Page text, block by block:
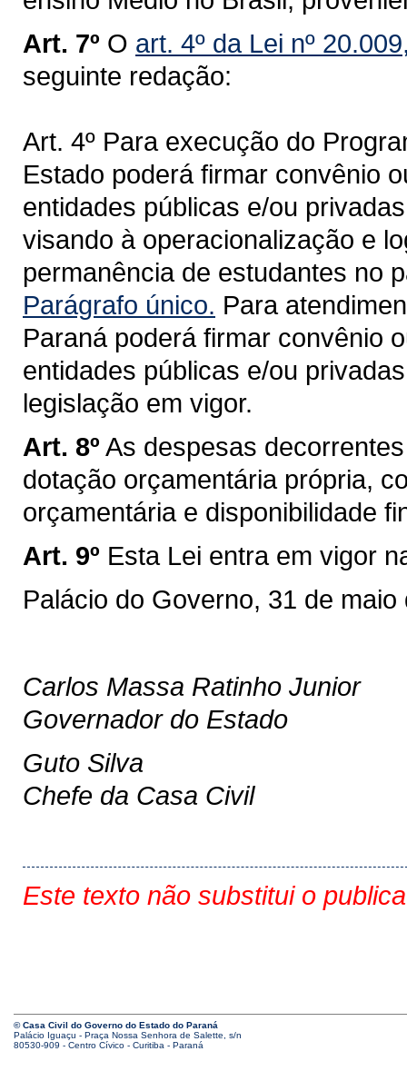
Art. 7º O art. 4º da Lei nº
seguinte redação:
Art. 4º Para execução do
Estado poderá firmar convênio
entidades públicas e/ou
visando à operacionalização e
permanência de estudantes no
Parágrafo único. Para
Paraná poderá firmar convênio
entidades públicas e/ou
legislação em vigor.
Art. 8º As despesas
dotação orçamentária própria,
orçamentária e disponibilidade
Art. 9º Esta Lei entra em vigor
Palácio do Governo, 31 de maio
Carlos Massa Ratinho Junior
Governador do Estado
Guto Silva
Chefe da Casa Civil
Este texto não substitui o
© Casa Civil do Governo do Estado do Paraná
Palácio Iguaçu - Praça Nossa Senhora de Salette, s/n
80530-909 - Centro Cívico - Curitiba - Paraná